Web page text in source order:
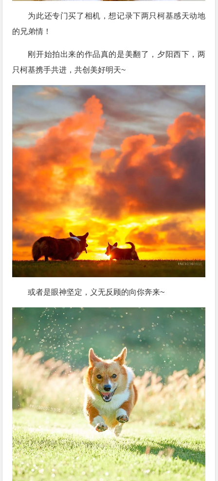
为此还专门买了相机，想记录下两只柯基感天动地
的兄弟情！
刚开始拍出来的作品真的是美翻了，夕阳西下，两
只柯基携手共进，共创美好明天~
或者是眼神坚定，义无反顾的向你奔来~